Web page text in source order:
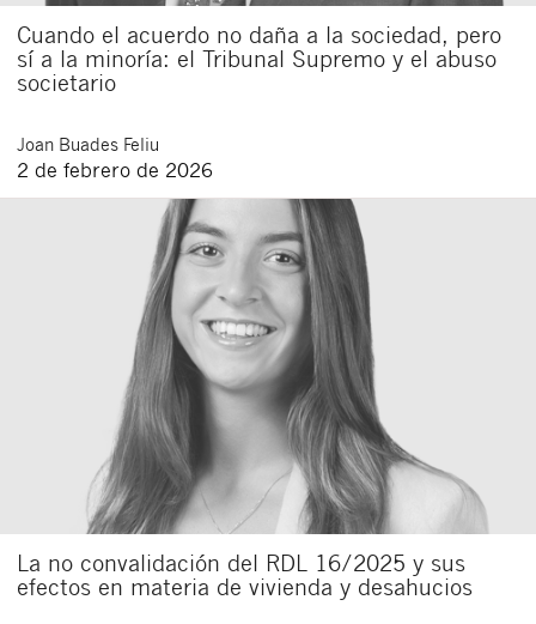
Cuando el acuerdo no daña a la sociedad, pero
sí a la minoría: el Tribunal Supremo y el abuso
societario
Joan Buades Feliu
2 de febrero de 2026
La no convalidación del RDL 16/2025 y sus
efectos en materia de vivienda y desahucios